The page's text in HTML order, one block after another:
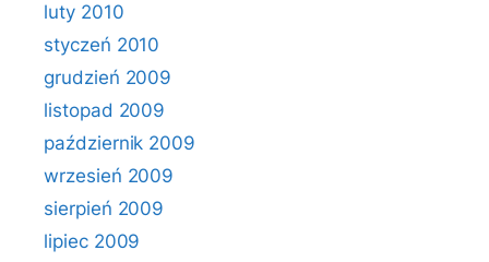
luty 2010
styczeń 2010
grudzień 2009
listopad 2009
październik 2009
wrzesień 2009
sierpień 2009
lipiec 2009